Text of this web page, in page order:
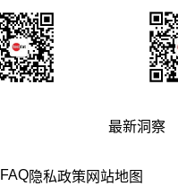
最新洞察
FAQ隐私政策 网站地图